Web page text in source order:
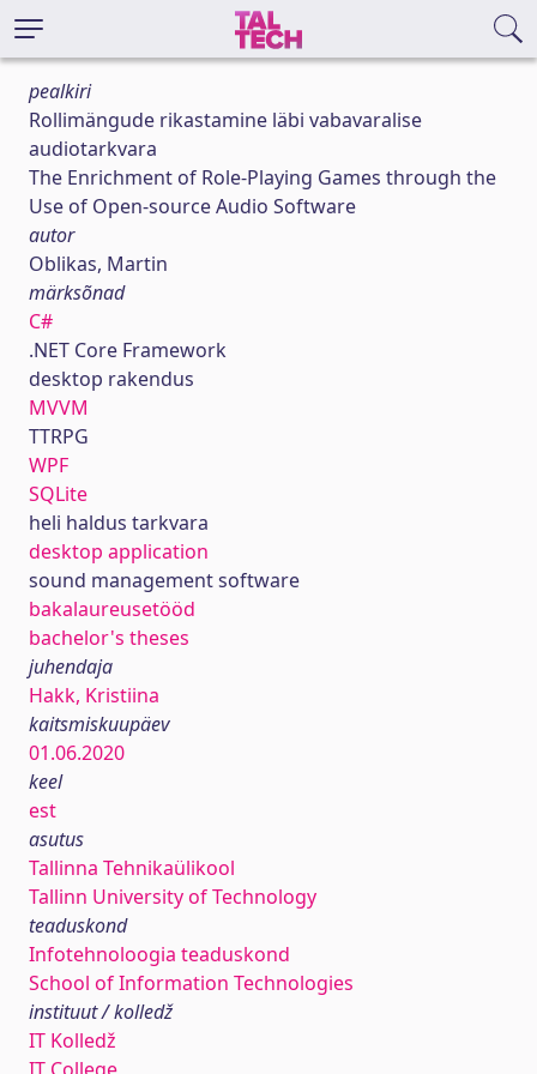
pealkiri
Rollimängude rikastamine läbi vabavaralise
audiotarkvara
The Enrichment of Role-Playing Games through the
Use of Open-source Audio Software
autor
Oblikas, Martin
märksõnad
C#
.NET Core Framework
desktop rakendus
MVVM
TTRPG
WPF
SQLite
heli haldus tarkvara
desktop application
sound management software
bakalaureusetööd
bachelor's theses
juhendaja
Hakk, Kristiina
kaitsmiskuupäev
01.06.2020
keel
est
asutus
Tallinna Tehnikaülikool
Tallinn University of Technology
teaduskond
Infotehnoloogia teaduskond
School of Information Technologies
instituut / kolledž
IT Kolledž